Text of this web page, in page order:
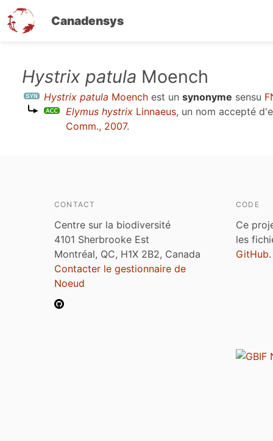
Canadensys
contenu
principal
Hystrix patula Moench
Hystrix patula Moench est un synonyme sensu
Elymus hystrix Linnaeus, un nom accepté
Comm., 2007.
CONTACT
Centre sur la biodiversité
4101 Sherbrooke Est
Montréal, QC, H1X 2B2, Canada
Contacter le gestionnaire de
Noeud
CODE
Ce
les
GitHub.